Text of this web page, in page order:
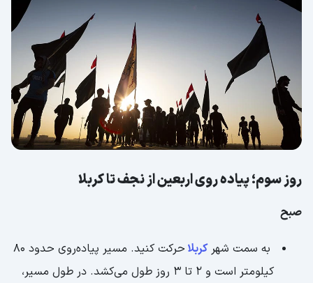
روز سوم؛ پیاده روی اربعین از نجف تا کربلا
صبح
به سمت شهرکربلا
حرکت کنید. مسیر پیاده‌روی حدود 80
کیلومتر است و 2 تا 3 روز طول می‌کشد. در طول مسیر،